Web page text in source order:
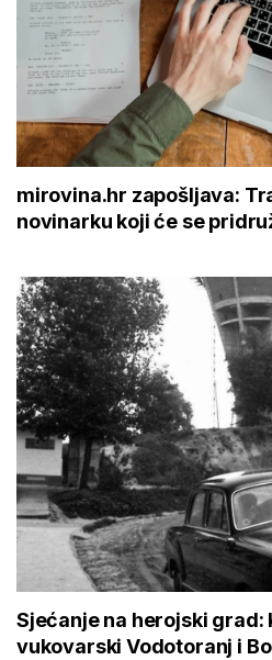
mirovina.hr zapošljava:
novinarku koji će se
Sjećanje na herojski grad:
vukovarski Vodotoranj i